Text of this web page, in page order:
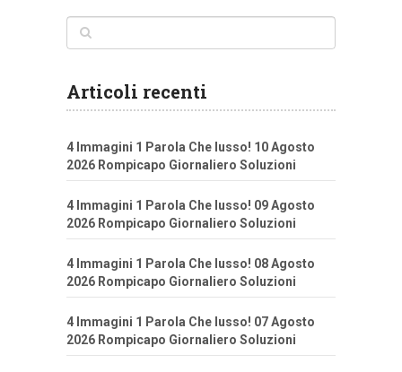
Articoli recenti
4 Immagini 1 Parola Che lusso! 10 Agosto
2026 Rompicapo Giornaliero Soluzioni
4 Immagini 1 Parola Che lusso! 09 Agosto
2026 Rompicapo Giornaliero Soluzioni
4 Immagini 1 Parola Che lusso! 08 Agosto
2026 Rompicapo Giornaliero Soluzioni
4 Immagini 1 Parola Che lusso! 07 Agosto
2026 Rompicapo Giornaliero Soluzioni